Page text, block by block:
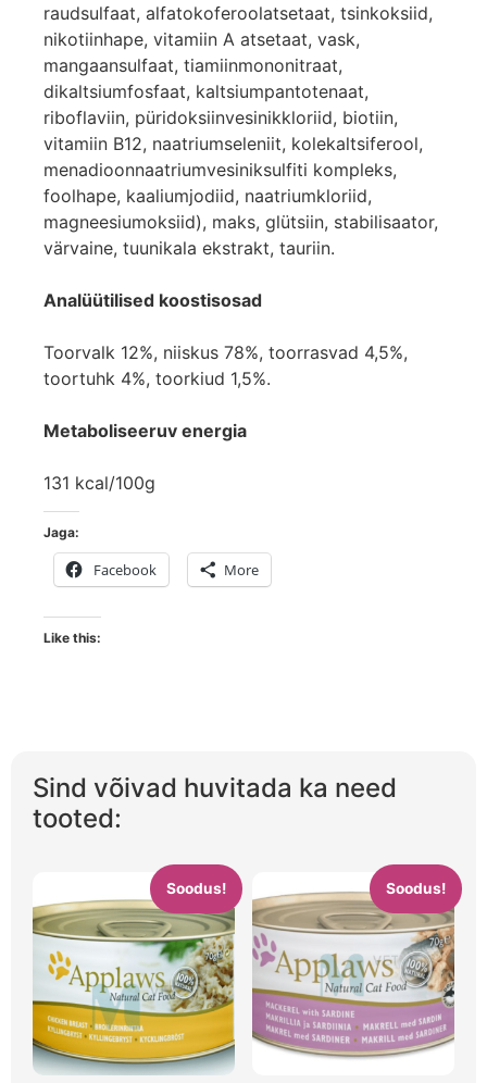
raudsulfaat, alfatokoferoolatsetaat, tsinkoksiid,
nikotiinhape, vitamiin A atsetaat, vask,
mangaansulfaat, tiamiinmononitraat,
dikaltsiumfosfaat, kaltsiumpantotenaat,
riboflaviin, püridoksiinvesinikkloriid, biotiin,
vitamiin B12, naatriumseleniit, kolekaltsiferool,
menadioonnaatriumvesiniksulfiti kompleks,
foolhape, kaaliumjodiid, naatriumkloriid,
magneesiumoksiid), maks, glütsiin, stabilisaator,
värvaine, tuunikala ekstrakt, tauriin.
Analüütilised koostisosad
Toorvalk 12%, niiskus 78%, toorrasvad 4,5%,
toortuhk 4%, toorkiud 1,5%.
Metaboliseeruv energia
131 kcal/100g
Jaga:
Facebook More
Like this:
Sind võivad huvitada ka need
tooted:
Soodus! Soodus!